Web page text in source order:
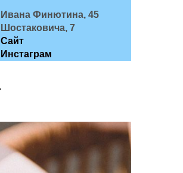
Ивана Финютина, 45
Шостаковича, 7
Сайт
Инстаграм